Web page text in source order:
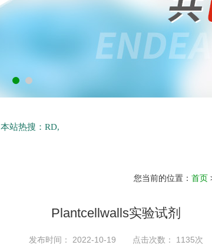
本站热搜：RD,
您当前的位置： 首页
Plantcellwalls实验试剂
发布时间： 2022-10-19 点击次数： 1135次